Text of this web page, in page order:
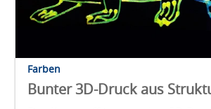
Farben
Bunter 3D-Druck aus